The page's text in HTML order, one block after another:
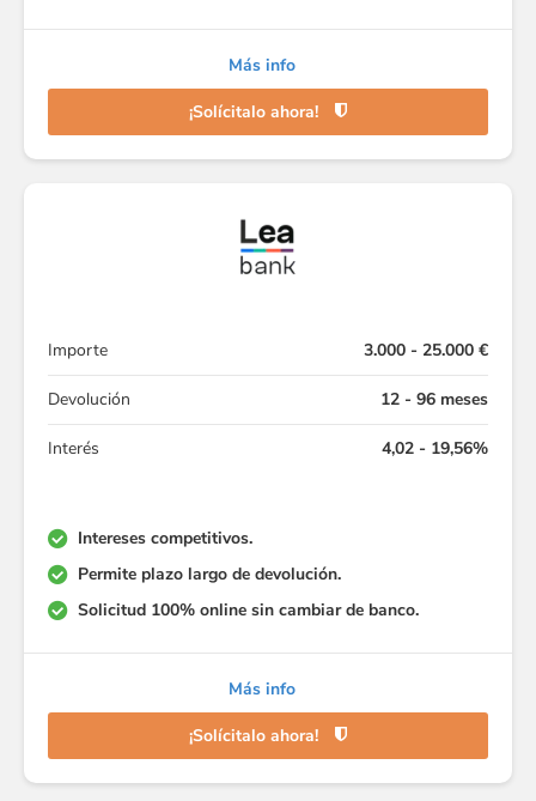
Más info
¡Solícitalo ahora!
Importe 3.000 - 25.000 €
Devolución 12 - 96 meses
Interés 4,02 - 19,56%
Intereses competitivos.
Permite plazo largo de devolución.
Solicitud 100% online sin cambiar de banco.
Más info
¡Solícitalo ahora!